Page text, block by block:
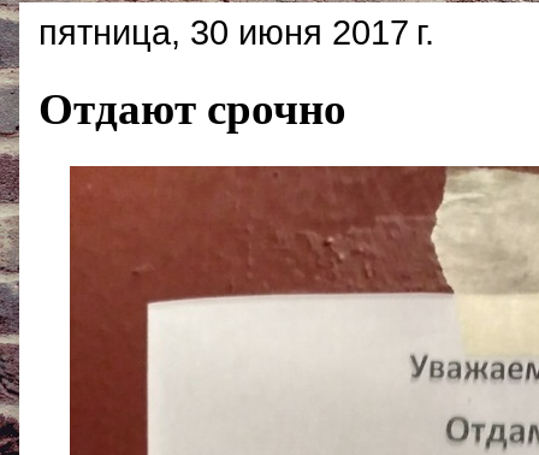
пятница, 30 июня 2017 г.
Отдают срочно